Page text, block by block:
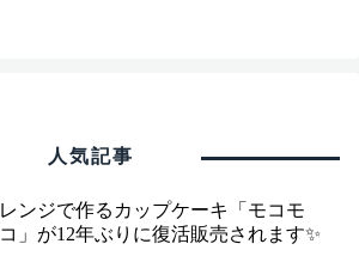
人気記事
レンジで作るカップケーキ「モコモ
コ」が12年ぶりに復活販売されます✨